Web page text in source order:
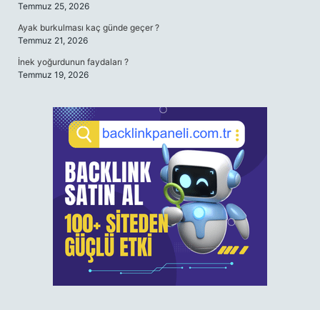
Temmuz 25, 2026
Ayak burkulması kaç günde geçer ?
Temmuz 21, 2026
İnek yoğurdunun faydaları ?
Temmuz 19, 2026